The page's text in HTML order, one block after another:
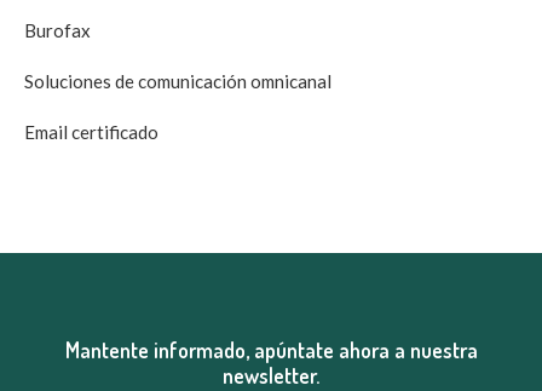
Burofax
Soluciones de comunicación omnicanal
Email certificado
Mantente informado, apúntate ahora a nuestra
newsletter.